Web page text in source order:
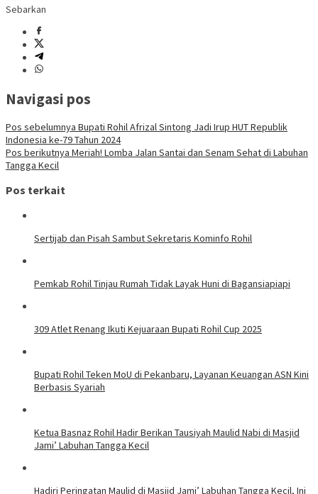
Sebarkan
Navigasi pos
Pos sebelumnya Bupati Rohil Afrizal Sintong Jadi Irup HUT Republik
Indonesia ke-79 Tahun 2024
Pos berikutnya Meriah! Lomba Jalan Santai dan Senam Sehat di Labuhan
Tangga Kecil
Pos terkait
Sertijab dan Pisah Sambut Sekretaris Kominfo Rohil
Pemkab Rohil Tinjau Rumah Tidak Layak Huni di Bagansiapiapi
309 Atlet Renang Ikuti Kejuaraan Bupati Rohil Cup 2025
Bupati Rohil Teken MoU di Pekanbaru, Layanan Keuangan ASN Kini
Berbasis Syariah
Ketua Basnaz Rohil Hadir Berikan Tausiyah Maulid Nabi di Masjid
Jami’ Labuhan Tangga Kecil
Hadiri Peringatan Maulid di Masjid Jami’ Labuhan Tangga Kecil, Ini